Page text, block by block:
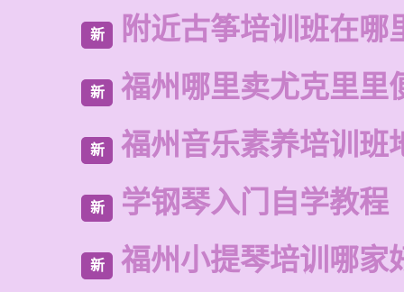
新 附近古筝培训班在哪
新 福州哪里卖尤克里里
新 福州音乐素养培训班
新 学钢琴入门自学教程
新 福州小提琴培训哪家